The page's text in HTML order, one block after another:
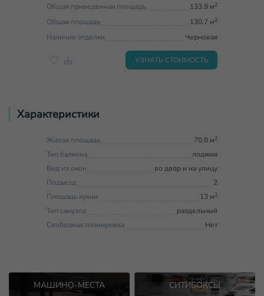
Общая приведенная площадь
133.9 м2
Общая площадь 130.7 м2
Наличие отделки Черновая
УЗНАТЬ СТОИМОСТЬ
Характеристики
Жилая площадь 70.8 м2
Тип балкона
лоджия
Вид из окон
во двор и на улицу
Подъезд
2
Площадь кухни
13 м2
Тип санузла
раздельный
Свободная планировка
Нет
МАШИНО-МЕСТА
СИТИБОКСЫ